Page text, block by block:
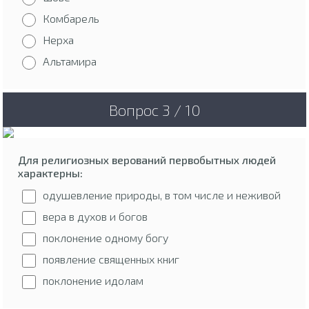
Комбарель
Нерха
Альтамира
Вопрос 3 / 10
Для религиозных верований первобытных людей
характерны:
одушевление природы, в том числе и неживой
вера в духов и богов
поклонение одному богу
появление священных книг
поклонение идолам